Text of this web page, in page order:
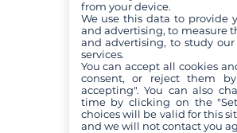
from your device.
We use this data to provide
and advertising, to measure
and advertising, to study
services.
You can accept all cookies
consent, or reject them
accepting". You can also
time by clicking on the
choices will be valid for this
and we will not contact you